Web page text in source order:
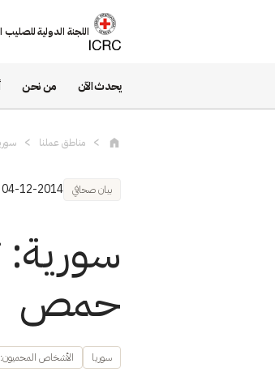
اللجنة الدولية للصليب
يحدث الآن من نحن
مناطق عملنا
بيان صحافي 04-12-2014
حمص
سوريا الأشخاص المحميون: